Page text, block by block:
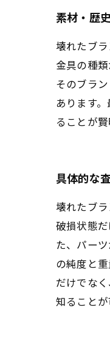
素材・歴
壊れたブ
金具の種
そのブラ
あります
ることが
具体的な
壊れたブ
破損状態
た、パー
の純度と
だけでな
知ること